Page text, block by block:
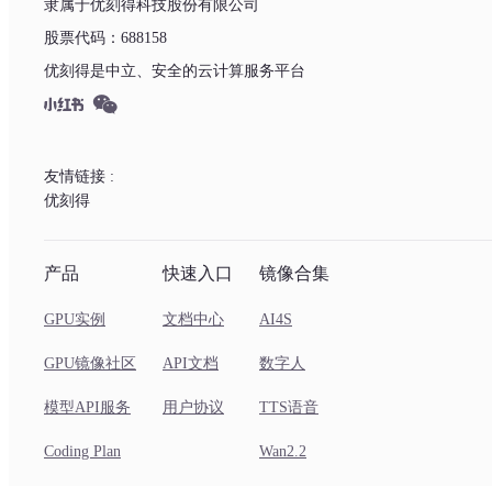
隶属于优刻得科技股份有限公司
股票代码：688158
优刻得是中立、安全的云计算服务平台
友情链接 :
优刻得
产品
GPU实例
GPU镜像社区
模型API服务
Coding Plan
快速入口
文档中心
API文档
用户协议
镜像合集
AI4S
数字人
TTS语音
Wan2.2